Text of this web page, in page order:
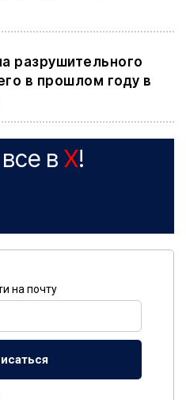
разрушительного
в прошлом году в
в X!